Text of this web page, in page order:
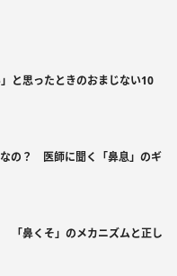
と思ったときのおまじない10
の？ 医師に聞く「鼻息」のギ
「鼻くそ」のメカニズムと正し